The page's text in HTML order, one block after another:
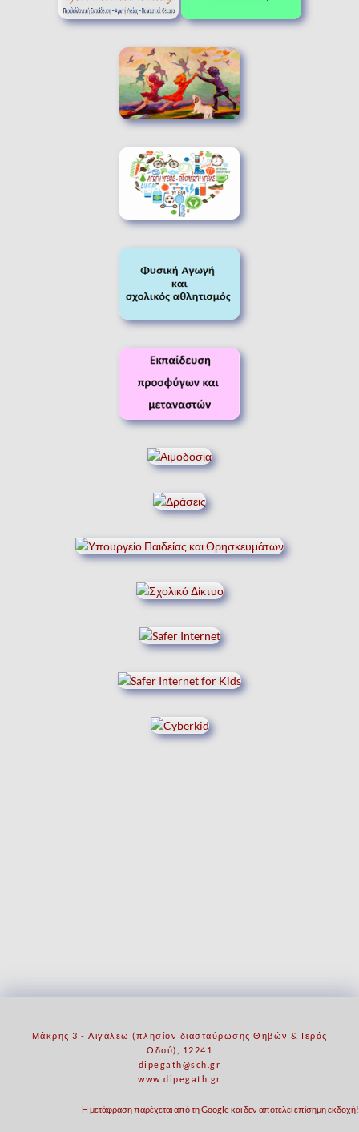
Μάκρης 3 - Αιγάλεω (πλησίον διασταύρωσης Θηβών & Ιεράς
Οδού), 12241
dipegath@sch.gr
www.dipegath.gr
Η μετάφραση παρέχεται από τη Google και δεν αποτελεί επίσημη εκδοχή!